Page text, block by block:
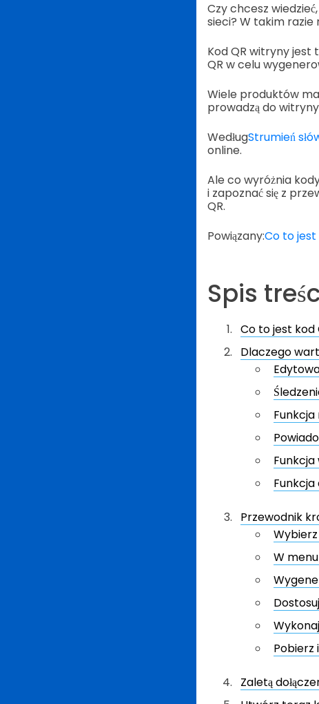
Czy chcesz
sieci? W takim razie
Kod QR witryny jest
QR w celu
Wiele produktów
prowadzą do
WedługStrumień
online.
Ale co wyróżnia
i zapoznać się z
QR.
Powiązany:Co to jest
Spis
Co to jest
Dlaczego
Funkcja
Funkcja
Przewodnik
W menu
Pobierz
Zaletą